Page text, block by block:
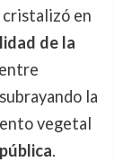
cristalizó en
de la
la
vegetal
.